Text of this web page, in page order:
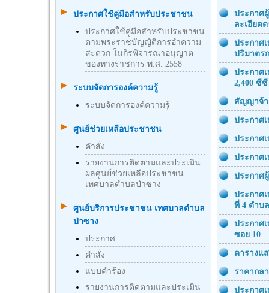
ประกาศใช้คู่มือสำหรับประชาชน
ประกาศใช้คู่มือสำหรับประชาชน
ตามพระราชบัญญัติการอำความ
สะดวก ในกิรพิจารณาอนุญาต
ของทางราชการ พ.ศ. 2558
ระบบจัดการองค์ความรู้
ระบบจัดการองค์ความรู้
ศูนย์ช่วยเหลือประชาชน
คำสั่ง
รายงานการติดตามและประเมิน
ผลศูนย์ช่วยเหลือประชาชน
เทศบาลตำบลป่าซาง
ศูนย์บริการประชาชน เทศบาลตำบล
ป่าซาง
ประกาศ
คำสั่ง
แบบคำร้อง
รายงานการติดตามและประเมิน
ประกาศ
ละเอียด
ประกาศ
ปริมาตร
ประกาศ
2,400 ซี
สัญญาจ้า
ประกาศ
ประกาศ
ประกาศ
ประกาศ
ประกาศ
ที่ 4 ตำบ
ประกาศ
ซอย 10
ตารางแ
ราคากล
ประกาศ